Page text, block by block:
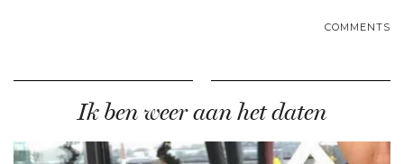
COMMENTS
Ik ben weer aan het daten